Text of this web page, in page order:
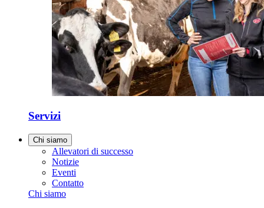
Servizi
Chi siamo
Allevatori di successo
Notizie
Eventi
Contatto
Chi siamo